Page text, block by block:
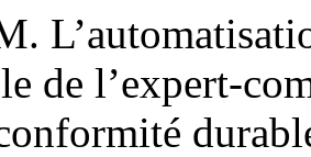
de l’expert-